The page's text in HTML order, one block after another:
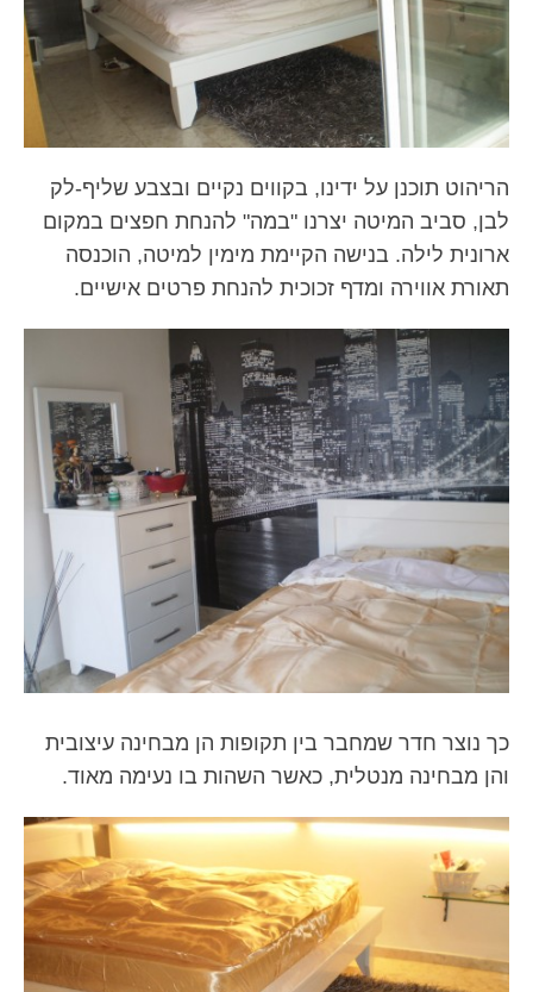
הריהוט תוכנן על ידינו, בקווים נקיים ובצבע שליף-לק
לבן, סביב המיטה יצרנו "במה" להנחת חפצים במקום
ארונית לילה. בנישה הקיימת מימין למיטה, הוכנסה
תאורת אווירה ומדף זכוכית להנחת פרטים אישיים.
כך נוצר חדר שמחבר בין תקופות הן מבחינה עיצובית
והן מבחינה מנטלית, כאשר השהות בו נעימה מאוד.